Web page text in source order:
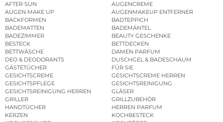
AFTER SUN
AUGENCREME
AUGEN MAKE UP
AUGENMAKEUP ENTFERNER
BACKFORMEN
BADTEPPICH
BADEMATTEN
BADEMÄNTEL
BADEZIMMER
BEAUTY GESCHENKE
BESTECK
BETTDECKEN
BETTWÄSCHE
DAMEN PARFUM
DEO & DEODORANTS
DUSCHGEL & BADESCHAUM
GÄSTETÜCHER
FÜR SIE
GESICHTSCREME
GESICHTSCREME HERREN
GESICHTSPFLEGE
GESICHTSREINIGUNG
GESICHTSREINIGUNG HERREN
GLÄSER
GRILLER
GRILLZUBEHÖR
HANDTÜCHER
HERREN PARFUM
KERZEN
KOCHBESTECK